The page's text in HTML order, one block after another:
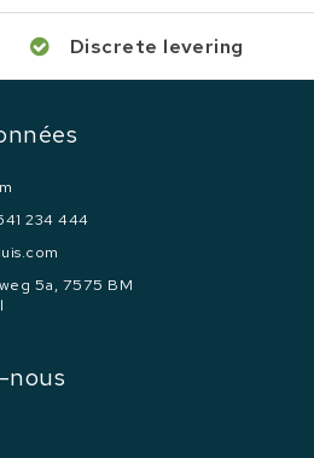
Discrete levering
234 444
5a, 7575 BM
nous